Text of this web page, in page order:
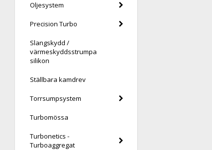
Oljesystem
Precision Turbo
Slangskydd /
värmeskyddsstrumpa
silikon
Ställbara kamdrev
Torrsumpsystem
Turbomössa
Turbonetics -
Turboaggregat